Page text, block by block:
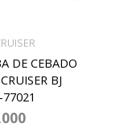
DE CEBADO
BJ